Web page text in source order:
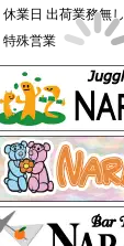
休業日 出荷業務無し
特殊営業